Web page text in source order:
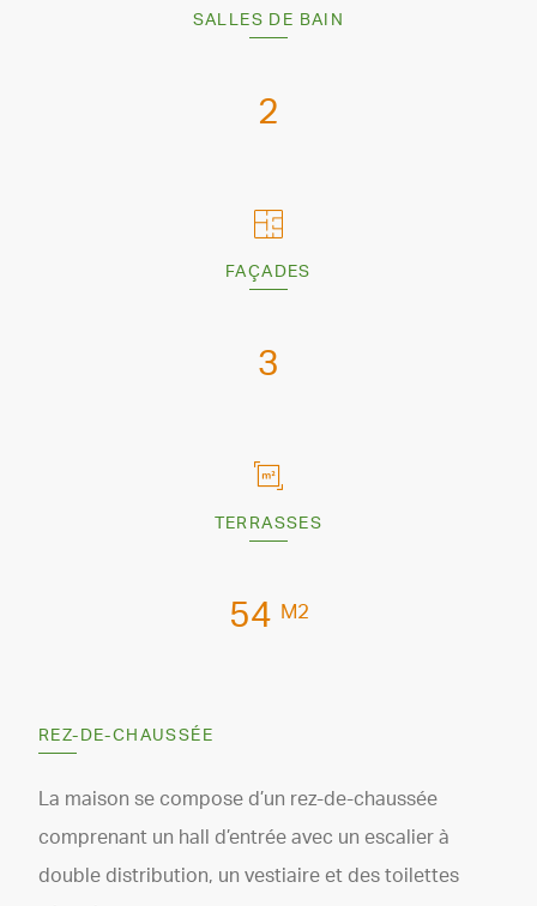
SALLES DE BAIN
2
FAÇADES
3
TERRASSES
54 M2
REZ-DE-CHAUSSÉE
La maison se compose d’un rez-de-chaussée
comprenant un hall d’entrée avec un escalier à
double distribution, un vestiaire et des toilettes